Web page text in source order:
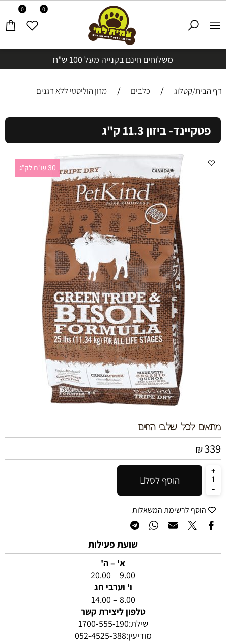
משלוחים חינם בקנייה מעל 100 ש"ח
0 0
דף הבית/קטלוג / כלבים / מזון הוליסטי ללא דגנים
פטקיינד- ביזון 11.3 ק"ג
30 ש"ח לק"ג
מתאים לכל שלבי החיים
₪339
הוסף לסל
הוסף לרשימת המשאלות
שועת פעילות
א' – ה'
9.00 – 20.00
ו' וערבי חג
8.00 – 14.00
טלפון ליצירת קשר
שילת:1700-555-190
מודיעין:052-4525-388